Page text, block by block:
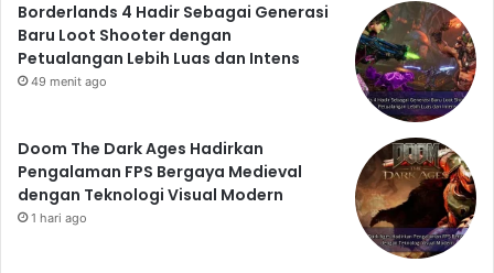
Borderlands 4 Hadir Sebagai Generasi
Baru Loot Shooter dengan
Petualangan Lebih Luas dan Intens
49 menit ago
Doom The Dark Ages Hadirkan
Pengalaman FPS Bergaya Medieval
dengan Teknologi Visual Modern
1 hari ago